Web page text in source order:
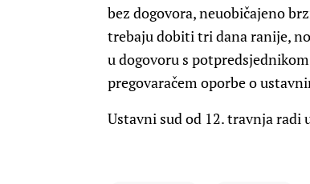
bez dogovora, neuobičajeno
trebaju dobiti tri dana ranije,
u dogovoru s
pregovaračem oporbe o
Ustavni sud od 12. travnja radi